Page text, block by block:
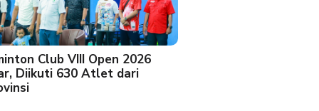
Club VIII Open 2026
Diikuti 630 Atlet dari